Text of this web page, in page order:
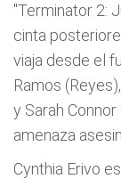
"Terminator 2:
cinta
viaja desde el
Ramos
y Sarah
amenaza
Cynthia Erivo